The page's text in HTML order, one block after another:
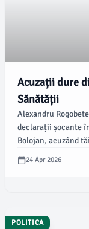
Acuzații dure
Sănătății
Alexandru
declarații șocante
Bolojan, acuzând
un factor
informațiilor
24 Apr 2026
POLITICA